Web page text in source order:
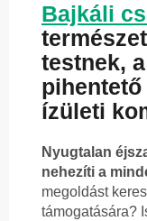
Bajkáli
testnek,
ízületi
Nyugtalan
nehezíti a
megoldást
támogatására?